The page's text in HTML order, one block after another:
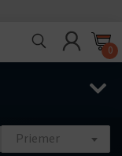
0
Priemer